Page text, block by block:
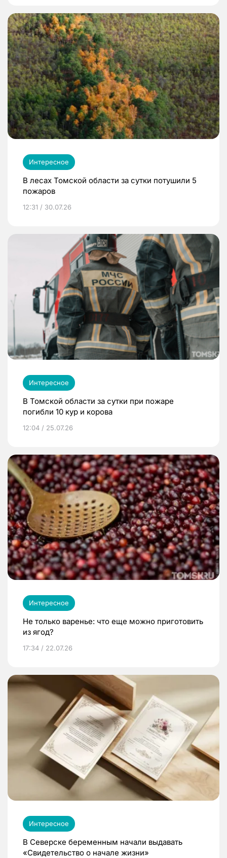
Интересное
В лесах Томской области за сутки потушили 5
пожаров
12:31 / 30.07.26
Интересное
В Томской области за сутки при пожаре
погибли 10 кур и корова
12:04 / 25.07.26
Интересное
Не только варенье: что еще можно приготовить
из ягод?
17:34 / 22.07.26
Интересное
В Северске беременным начали выдавать
«Свидетельство о начале жизни»